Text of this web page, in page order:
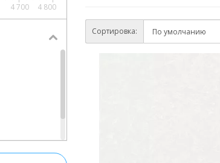
4 700 4 800
Сортировка: